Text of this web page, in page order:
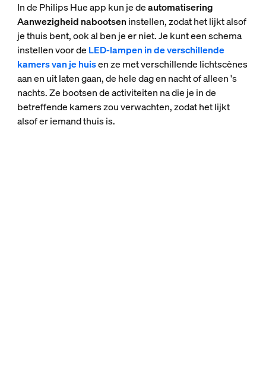
In de Philips Hue app kun je deautomatisering
Aanwezigheid nabootsen instellen, zodat het lijkt alsof
je thuis bent, ook al ben je er niet. Je kunt een schema
instellen voor de LED-lampen in de verschillende
kamers van je huisen ze met verschillende lichtscènes
aan en uit laten gaan, de hele dag en nacht of alleen 's
nachts. Ze bootsen de activiteiten na die je in de
betreffende kamers zou verwachten, zodat het lijkt
alsof er iemand thuis is.